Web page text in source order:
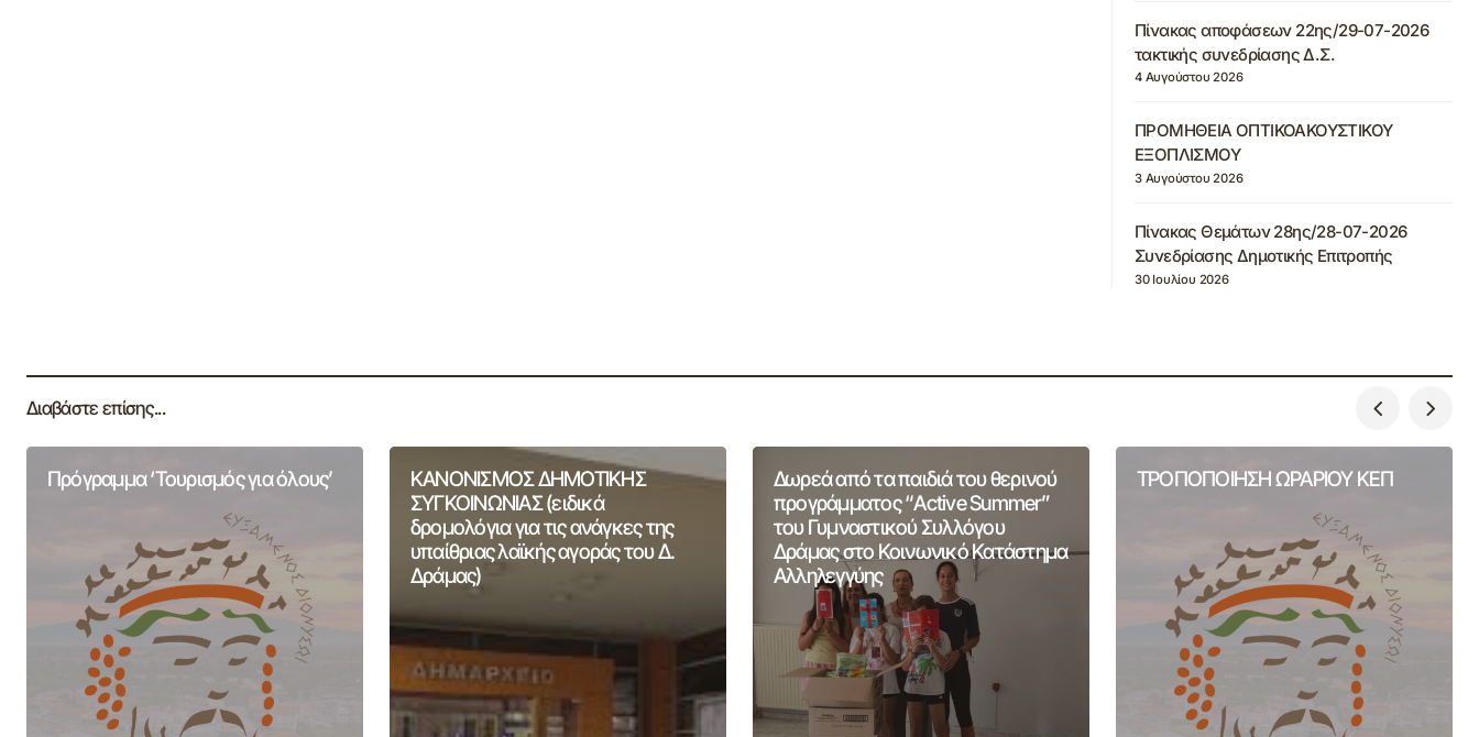
Πίνακας αποφάσεων 22ης/29-07-2026
τακτικής συνεδρίασης Δ.Σ.
4 Αυγούστου 2026
ΠΡΟΜΗΘΕΙΑ ΟΠΤΙΚΟΑΚΟΥΣΤΙΚΟΥ
ΕΞΟΠΛΙΣΜΟΥ
3 Αυγούστου 2026
Πίνακας Θεμάτων 28ης/28-07-2026
Συνεδρίασης Δημοτικής Επιτροπής
30 Ιουλίου 2026
Διαβάστε επίσης...
Πρόγραμμα ‘Τουρισμός για όλους’
ΚΑΝΟΝΙΣΜΟΣ ΔΗΜΟΤΙΚΗΣ
ΣΥΓΚΟΙΝΩΝΙΑΣ (ειδικά
δρομολόγια για τις ανάγκες της
υπαίθριας λαϊκής αγοράς του Δ.
Δράμας)
Δωρεά από τα παιδιά του θερινού
προγράμματος “Active Summer”
του Γυμναστικού Συλλόγου
Δράμας στο Κοινωνικό Κατάστημα
Αλληλεγγύης
ΤΡΟΠΟΠΟΙΗΣΗ ΩΡΑΡΙΟΥ ΚΕΠ